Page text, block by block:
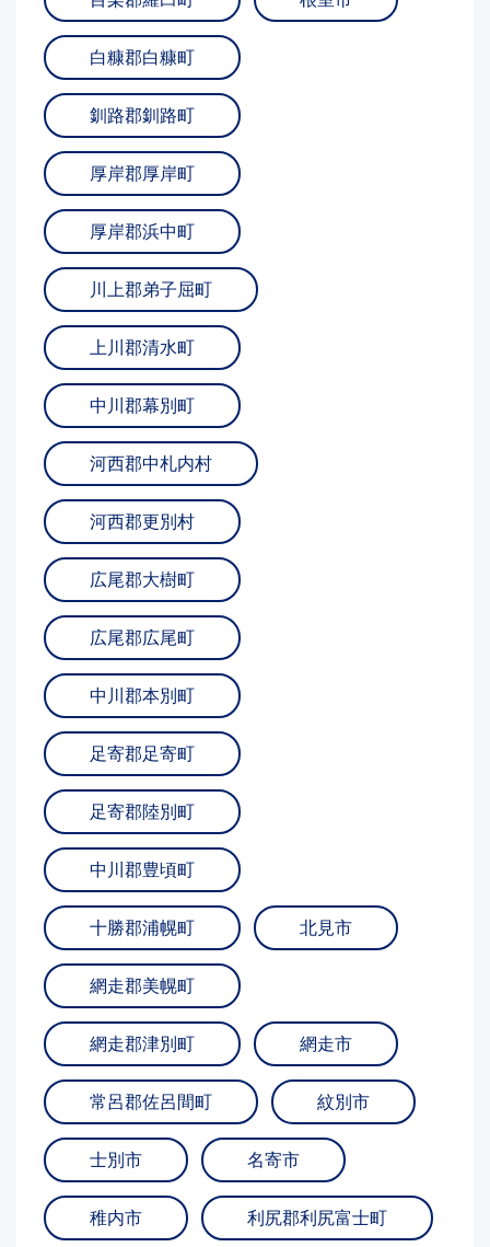
白糠郡白糠町
釧路郡釧路町
厚岸郡厚岸町
厚岸郡浜中町
川上郡弟子屈町
上川郡清水町
中川郡幕別町
河西郡中札内村
河西郡更別村
広尾郡大樹町
広尾郡広尾町
中川郡本別町
足寄郡足寄町
足寄郡陸別町
中川郡豊頃町
十勝郡浦幌町 北見市
網走郡美幌町
網走郡津別町 網走市
常呂郡佐呂間町 紋別市
士別市 名寄市
稚内市 利尻郡利尻富士町